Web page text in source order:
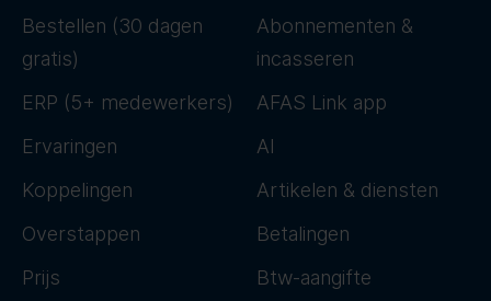
Bestellen (30 dagen
gratis)
ERP (5+ medewerkers)
Ervaringen
Koppelingen
Overstappen
Prijs
Abonnementen &
incasseren
AFAS Link app
AI
Artikelen & diensten
Betalingen
Btw-aangifte